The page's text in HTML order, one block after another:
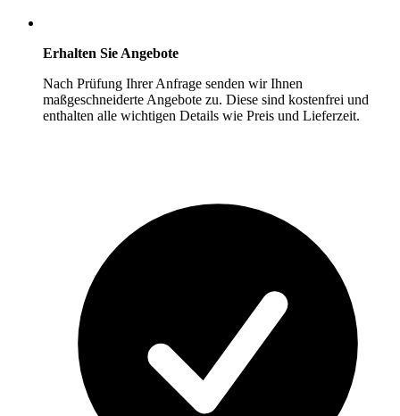
Erhalten Sie Angebote
Nach Prüfung Ihrer Anfrage senden wir Ihnen
maßgeschneiderte Angebote zu. Diese sind kostenfrei und
enthalten alle wichtigen Details wie Preis und Lieferzeit.